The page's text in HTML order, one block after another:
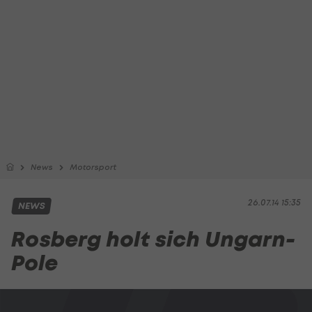
News Motorsport
26.07.14 15:35
NEWS
Rosberg holt sich Ungarn-
Pole